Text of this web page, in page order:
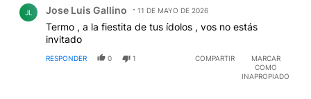
JL Jose Luis Gallino 11 DE MAYO DE 2026
Termo , a la fiestita de tus ídolos , vos no estás
invitado
RESPONDER 0 1 COMPARTIR
MARCAR
COMO
INAPROPIADO